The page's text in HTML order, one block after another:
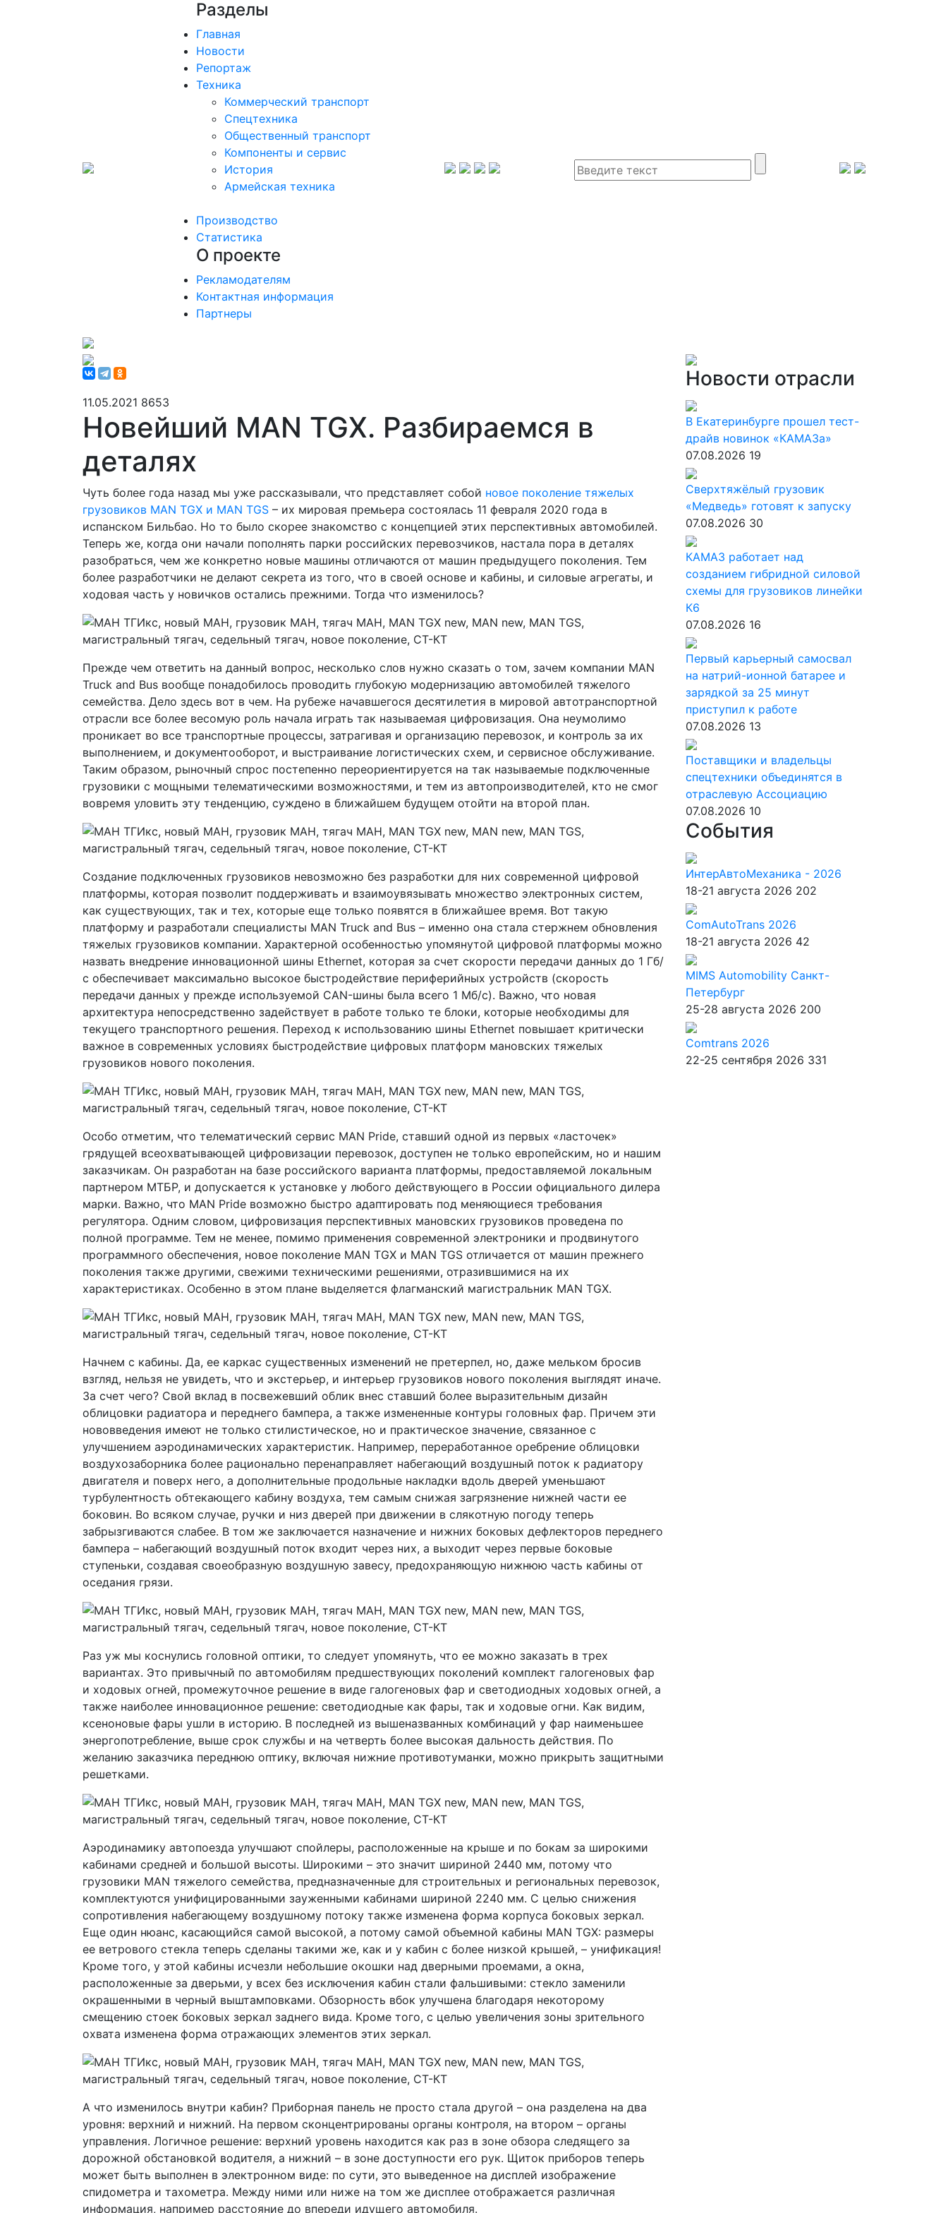
Разделы
Главная
Новости
Репортаж
Техника
Коммерческий транспорт
Спецтехника
Общественный транспорт
Компоненты и сервис
История
Армейская техника
Производство
Статистика
О проекте
Рекламодателям
Контактная информация
Партнеры
11.05.2021 8653
Новейший MAN TGX. Разбираемся в
деталях
Чуть более года назад мы уже рассказывали, что представляет собой новое поколение тяжелых
грузовиков MAN TGX и MAN TGS – их мировая премьера состоялась 11 февраля 2020 года в
испанском Бильбао. Но то было скорее знакомство с концепцией этих перспективных автомобилей.
Теперь же, когда они начали пополнять парки российских перевозчиков, настала пора в деталях
разобраться, чем же конкретно новые машины отличаются от машин предыдущего поколения. Тем
более разработчики не делают секрета из того, что в своей основе и кабины, и силовые агрегаты, и
ходовая часть у новичков остались прежними. Тогда что изменилось?
Прежде чем ответить на данный вопрос, несколько слов нужно сказать о том, зачем компании MAN
Truck and Bus вообще понадобилось проводить глубокую модернизацию автомобилей тяжелого
семейства. Дело здесь вот в чем. На рубеже начавшегося десятилетия в мировой автотранспортной
отрасли все более весомую роль начала играть так называемая цифровизация. Она неумолимо
проникает во все транспортные процессы, затрагивая и организацию перевозок, и контроль за их
выполнением, и документооборот, и выстраивание логистических схем, и сервисное обслуживание.
Таким образом, рыночный спрос постепенно переориентируется на так называемые подключенные
грузовики с мощными телематическими возможностями, и тем из автопроизводителей, кто не смог
вовремя уловить эту тенденцию, суждено в ближайшем будущем отойти на второй план.
Создание подключенных грузовиков невозможно без разработки для них современной цифровой
платформы, которая позволит поддерживать и взаимоувязывать множество электронных систем,
как существующих, так и тех, которые еще только появятся в ближайшее время. Вот такую
платформу и разработали специалисты MAN Truck and Bus – именно она стала стержнем обновления
тяжелых грузовиков компании. Характерной особенностью упомянутой цифровой платформы можно
назвать внедрение инновационной шины Ethernet, которая за счет скорости передачи данных до 1 Гб/
с обеспечивает максимально высокое быстродействие периферийных устройств (скорость
передачи данных у прежде используемой CAN-шины была всего 1 Мб/с). Важно, что новая
архитектура непосредственно задействует в работе только те блоки, которые необходимы для
текущего транспортного решения. Переход к использованию шины Ethernet повышает критически
важное в современных условиях быстродействие цифровых платформ мановских тяжелых
грузовиков нового поколения.
Особо отметим, что телематический сервис MAN Pride, ставший одной из первых «ласточек»
грядущей всеохватывающей цифровизации перевозок, доступен не только европейским, но и нашим
заказчикам. Он разработан на базе российского варианта платформы, предоставляемой локальным
партнером МТБР, и допускается к установке у любого действующего в России официального дилера
марки. Важно, что MAN Pride возможно быстро адаптировать под меняющиеся требования
регулятора. Одним словом, цифровизация перспективных мановских грузовиков проведена по
полной программе. Тем не менее, помимо применения современной электроники и продвинутого
программного обеспечения, новое поколение MAN TGX и MAN TGS отличается от машин прежнего
поколения также другими, свежими техническими решениями, отразившимися на их
характеристиках. Особенно в этом плане выделяется флагманский магистральник MAN TGX.
Начнем с кабины. Да, ее каркас существенных изменений не претерпел, но, даже мельком бросив
взгляд, нельзя не увидеть, что и экстерьер, и интерьер грузовиков нового поколения выглядят иначе.
За счет чего? Свой вклад в посвежевший облик внес ставший более выразительным дизайн
облицовки радиатора и переднего бампера, а также измененные контуры головных фар. Причем эти
нововведения имеют не только стилистическое, но и практическое значение, связанное с
улучшением аэродинамических характеристик. Например, переработанное оребрение облицовки
воздухозаборника более рационально перенаправляет набегающий воздушный поток к радиатору
двигателя и поверх него, а дополнительные продольные накладки вдоль дверей уменьшают
турбулентность обтекающего кабину воздуха, тем самым снижая загрязнение нижней части ее
боковин. Во всяком случае, ручки и низ дверей при движении в слякотную погоду теперь
забрызгиваются слабее. В том же заключается назначение и нижних боковых дефлекторов переднего
бампера – набегающий воздушный поток входит через них, а выходит через первые боковые
ступеньки, создавая своеобразную воздушную завесу, предохраняющую нижнюю часть кабины от
оседания грязи.
Раз уж мы коснулись головной оптики, то следует упомянуть, что ее можно заказать в трех
вариантах. Это привычный по автомобилям предшествующих поколений комплект галогеновых фар
и ходовых огней, промежуточное решение в виде галогеновых фар и светодиодных ходовых огней, а
также наиболее инновационное решение: светодиодные как фары, так и ходовые огни. Как видим,
ксеноновые фары ушли в историю. В последней из вышеназванных комбинаций у фар наименьшее
энергопотребление, выше срок службы и на четверть более высокая дальность действия. По
желанию заказчика переднюю оптику, включая нижние противотуманки, можно прикрыть защитными
решетками.
Аэродинамику автопоезда улучшают спойлеры, расположенные на крыше и по бокам за широкими
кабинами средней и большой высоты. Широкими – это значит шириной 2440 мм, потому что
грузовики MAN тяжелого семейства, предназначенные для строительных и региональных перевозок,
комплектуются унифицированными зауженными кабинами шириной 2240 мм. С целью снижения
сопротивления набегающему воздушному потоку также изменена форма корпуса боковых зеркал.
Еще один нюанс, касающийся самой высокой, а потому самой объемной кабины MAN TGX: размеры
ее ветрового стекла теперь сделаны такими же, как и у кабин с более низкой крышей, – унификация!
Кроме того, у этой кабины исчезли небольшие окошки над дверными проемами, а окна,
расположенные за дверьми, у всех без исключения кабин стали фальшивыми: стекло заменили
окрашенными в черный выштамповками. Обзорность вбок улучшена благодаря некоторому
смещению стоек боковых зеркал заднего вида. Кроме того, с целью увеличения зоны зрительного
охвата изменена форма отражающих элементов этих зеркал.
А что изменилось внутри кабин? Приборная панель не просто стала другой – она разделена на два
уровня: верхний и нижний. На первом сконцентрированы органы контроля, на втором – органы
управления. Логичное решение: верхний уровень находится как раз в зоне обзора следящего за
дорожной обстановкой водителя, а нижний – в зоне доступности его рук. Щиток приборов теперь
может быть выполнен в электронном виде: по сути, это выведенное на дисплей изображение
спидометра и тахометра. Между ними или ниже на том же дисплее отображается различная
информация, например расстояние до впереди идущего автомобиля.
Новости отрасли
В Екатеринбурге прошел тест-
драйв новинок «КАМАЗа»
07.08.2026 19
Сверхтяжёлый грузовик
«Медведь» готовят к запуску
07.08.2026 30
КАМАЗ работает над
созданием гибридной силовой
схемы для грузовиков линейки
К6
07.08.2026 16
Первый карьерный самосвал
на натрий-ионной батарее и
зарядкой за 25 минут
приступил к работе
07.08.2026 13
Поставщики и владельцы
спецтехники объединятся в
отраслевую Ассоциацию
07.08.2026 10
События
ИнтерАвтоМеханика - 2026
18-21 августа 2026 202
ComAutoTrans 2026
18-21 августа 2026 42
MIMS Automobility Санкт-
Петербург
25-28 августа 2026 200
Comtrans 2026
22-25 сентября 2026 331